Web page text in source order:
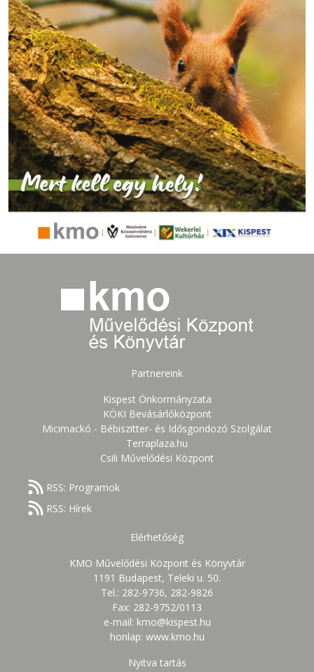
Partnereink
Kispest Önkormányzata
KÖKI Bevásárlóközpont
Micimackó - Bébiszitter- és Idősgondozó Szolgálat
Terraplaza.hu
Csili Művelődési Központ
RSS: Programok
RSS: Hírek
Elérhetőség
KMO Művelődési Központ és Könyvtár
1191 Budapest, Teleki u. 50.
Tel.: 282-9736, 282-9826
Fax: 282-9752/0113
e-mail: kmo@kispest.hu
honlap: www.kmo.hu
Nyitva tartás